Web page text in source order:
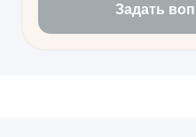
Задать